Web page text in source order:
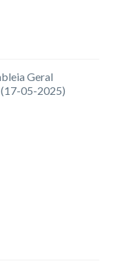
Geral
(17-05-2025)